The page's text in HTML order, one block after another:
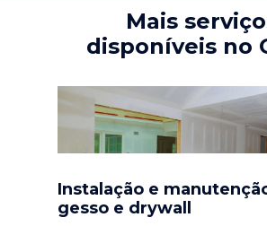
Mais
disponíveis no
Instalação e
gesso e drywall